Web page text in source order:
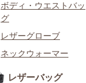
ボディ・ウエストバッ
グ
レザーグローブ
ネックウォーマー
レザーバッグ